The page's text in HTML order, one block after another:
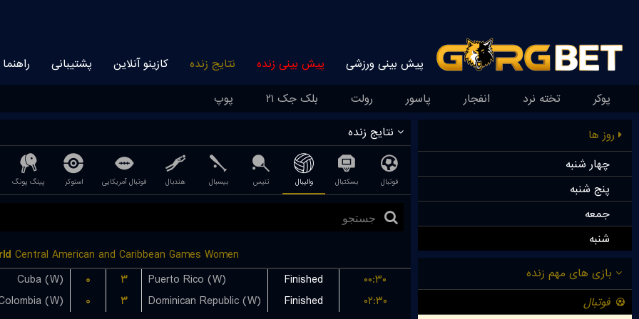
پیش بینی ورزشی پیش بینی زنده نتایج زنده کازینو آنلاین پشتیبانی راهنما
پوکر تخته نرد انفجار پاسور رولت بلک جک ۲۱ پوپ
روز ها
چهار شنبه
پنج شنبه
جمعه
شنبه
نتایج زنده
فوتبال بسکتبال والیبال تنیس بیسبال هندبال فوتبال آمریکایی اسنوکر پینگ پونگ
Central American and Caribbean Games Women
Cuba (W)
۰ ۳ Puerto Rico (W) Finished
۰۰:۳۰
(W)
۰ ۳ Dominican Republic (W) Finished
۰۲:۳۰